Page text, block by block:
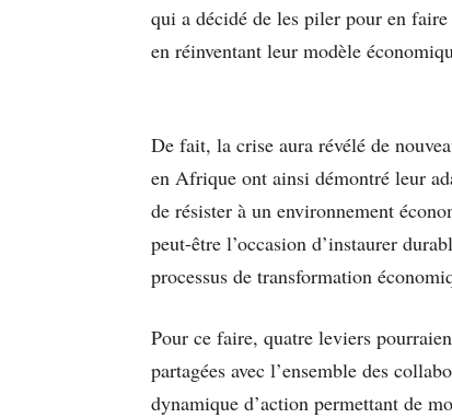
qui a décidé de les piler pour en
en réinventant leur modèle
De fait, la crise aura révélé de
en Afrique ont ainsi démontré leur
de résister à un environnement
peut-être l’occasion d’instaurer
processus de transformation
Pour ce faire, quatre leviers
partagées avec l’ensemble des
dynamique d’action permettant de